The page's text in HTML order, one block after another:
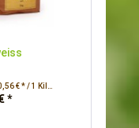
€ * / 1 Kilogramm)
*